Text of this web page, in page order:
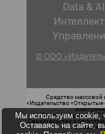
Data & AI
© ООО
Средство
«Издательство
Телефон редакции: 7
Свидетельство о
05 июня
Мы используем cookie,
Оставаясь на сайте,